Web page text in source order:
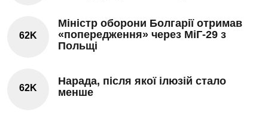
62K
Міністр оборони Болгарії отримав
«попередження» через МіГ-29 з
Польщі
62K
Нарада, після якої ілюзій стало
менше